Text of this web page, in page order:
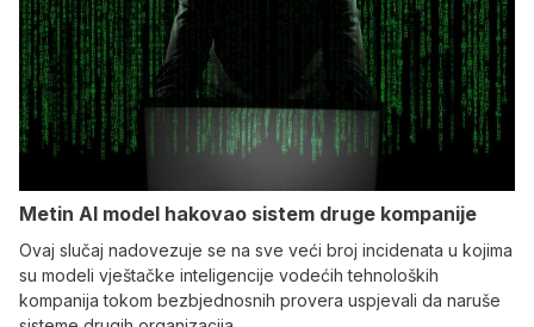
Metin AI model hakovao sistem druge kompanije
Ovaj slučaj nadovezuje se na sve veći broj incidenata u kojima
su modeli vještačke inteligencije vodećih tehnoloških
kompanija tokom bezbjednosnih provera uspjevali da naruše